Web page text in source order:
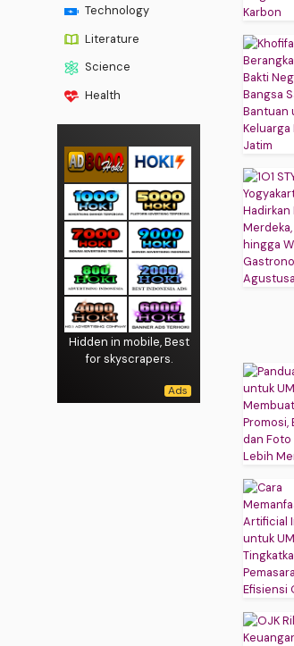
Technology
Literature
Science
Health
Hidden in mobile, Best
for skyscrapers.